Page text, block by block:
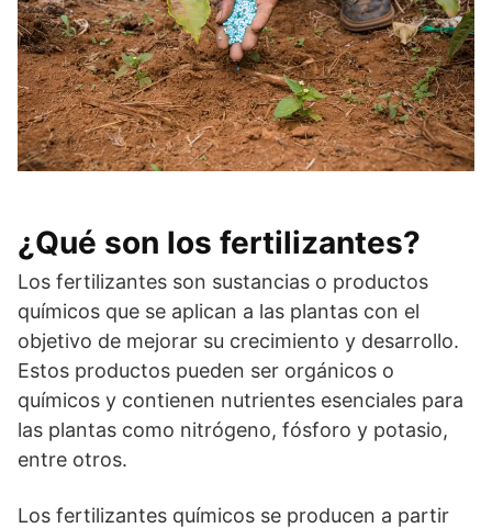
¿Qué son los fertilizantes?
Los fertilizantes son sustancias o productos
químicos que se aplican a las plantas con el
objetivo de mejorar su crecimiento y desarrollo.
Estos productos pueden ser orgánicos o
químicos y contienen nutrientes esenciales para
las plantas como nitrógeno, fósforo y potasio,
entre otros.
Los fertilizantes químicos se producen a partir